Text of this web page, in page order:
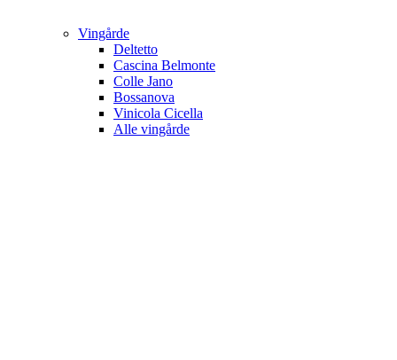
Vingårde
Deltetto
Cascina Belmonte
Colle Jano
Bossanova
Vinicola Cicella
Alle vingårde